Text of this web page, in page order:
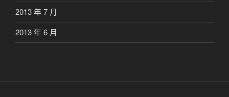
2013 年 7 月
2013 年 6 月